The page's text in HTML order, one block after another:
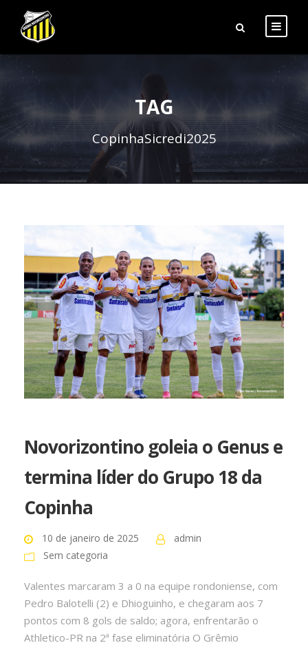
TAG
CopinhaSicredi2025
Novorizontino goleia o Genus e
termina líder do Grupo 18 da
Copinha
10 de janeiro de 2025
admin
Sem categoria
Valentes marcaram 3 a 0 na equipe rondoniense, com
Pedro Balotelli (2) e Dhioguinho, e chegaram aos 7
pontos com 8 gols de saldo; agora, enfrentarão o
Athletico-PR na 2ª fase eliminatória O Grêmio